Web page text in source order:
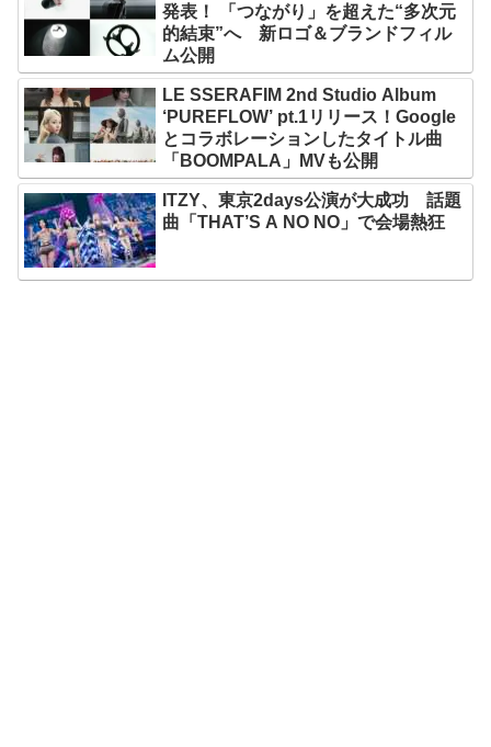
発表！ 「つながり」を超えた“多次元
的結束”へ 新ロゴ＆ブランドフィル
ム公開
LE SSERAFIM 2nd Studio Album
‘PUREFLOW’ pt.1リリース！Google
とコラボレーションしたタイトル曲
「BOOMPALA」MVも公開
ITZY、東京2days公演が大成功 話題
曲「THAT’S A NO NO」で会場熱狂